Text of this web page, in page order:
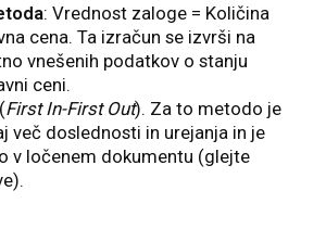
: Vrednost zaloge = Količina
cena. Ta izračun se izvrši na
vnešenih podatkov o stanju
ceni.
First In-First Out). Za to metodo je
več doslednosti in urejanja in je
v ločenem dokumentu (glejte